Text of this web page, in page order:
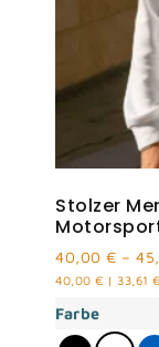
Stolzer
40,00 € –
40,00 € | 33,61 €
Farbe